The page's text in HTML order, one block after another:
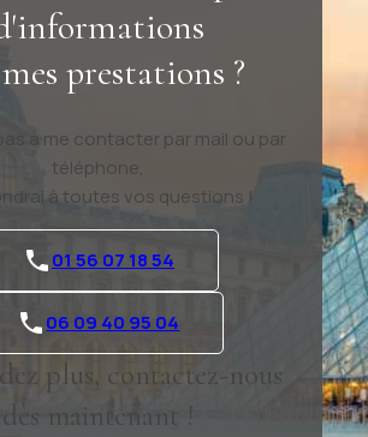
prestations ?
à me contacter par mail ou par
téléphone,
à toutes vos questions !
01 56 07 18 54
06 09 40 95 04
plus, contactez-nous
dès maintenant !